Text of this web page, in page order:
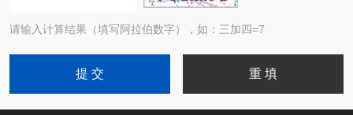
请输入计算结果（填写阿拉伯数字），如：三加四=7